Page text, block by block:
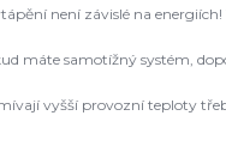
není závislé na
máte samotížný systém,
vyšší provozní teploty